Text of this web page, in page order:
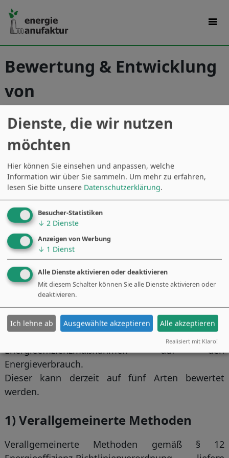
Bewertung & Entwicklung
von
Energieeffizienzmassnah
men
Kontaktieren Sie uns jetzt gleich
Das österreichische Energieeffizienzgesetz regelt
die Möglichkeiten der Bewertung von
Energieeffizienzmaßnahmen auf den
Energieverbrauch.
Dieser kann derzeit auf fünf Arten bewertet
werden.
1) Verallgemeinerte Methoden
Verallgemeinerte Methoden gemäß § 12
Dienste, die wir nutzen
möchten
Hier können Sie einsehen und anpassen, welche
Information wir über Sie sammeln. Um mehr zu erfahren,
lesen Sie bitte unsere Datenschutzerklärung.
Besucher-Statistiken
↓ 2 Dienste
Anzeigen von Werbung
↓ 1 Dienst
Alle Dienste aktivieren oder deaktivieren
Mit diesem Schalter können Sie alle Dienste aktivieren oder
deaktivieren.
Ich lehne ab Ausgewählte akzeptieren Alle akzeptieren
Realisiert mit Klaro!